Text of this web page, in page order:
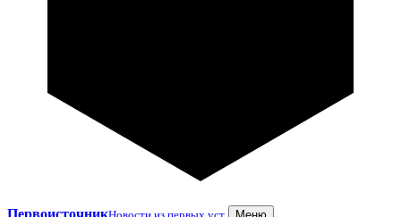
Первоисточник